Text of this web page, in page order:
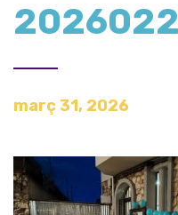
març 31, 2026